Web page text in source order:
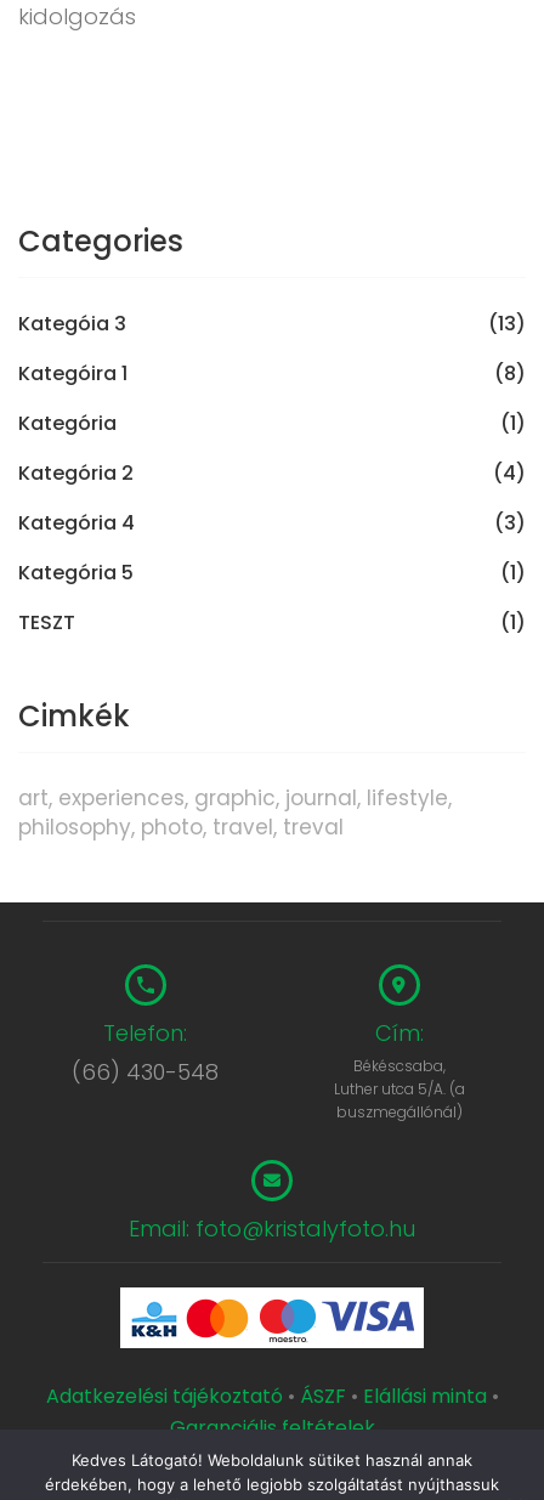
kidolgozás
Categories
Kategóia 3
(13)
Kategóira 1
(8)
Kategória
(1)
Kategória 2
(4)
Kategória 4
(3)
Kategória 5
(1)
TESZT
(1)
Cimkék
art experiences graphic journal lifestyle
philosophy photo travel treval
Telefon:
(66) 430-548
Cím:
Békéscsaba,
Luther utca 5/A. (a
buszmegállónál)
Email: foto@kristalyfoto.hu
Adatkezelési tájékoztató • ÁSZF • Elállási minta •
Garanciális feltételek
Copyright © 2000 Kristály Fotószaküzlet és Műterem.
Készítette aCsabaInformatika.NET
Kedves Látogató! Weboldalunk sütiket használ annak
érdekében, hogy a lehető legjobb szolgáltatást nyújthassuk